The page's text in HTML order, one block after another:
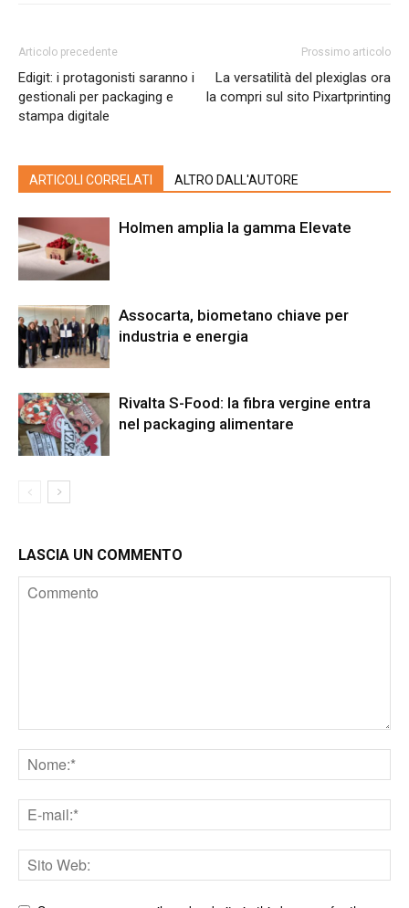
Articolo precedente
Edigit: i protagonisti saranno i
gestionali per packaging e
stampa digitale
Prossimo articolo
La versatilità del plexiglas ora
la compri sul sito Pixartprinting
ARTICOLI CORRELATI ALTRO DALL'AUTORE
Holmen amplia la gamma Elevate
Assocarta, biometano chiave per
industria e energia
Rivalta S-Food: la fibra vergine entra
nel packaging alimentare
LASCIA UN COMMENTO